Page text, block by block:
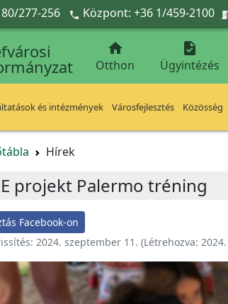
277-256  Központ: +36 1/459-2100

Otthon

Ügyintézés
és intézmények Városfejlesztés Közösség
Hírek
projekt Palermo tréning
Facebook-on
2024. szeptember 11. (Létrehozva: